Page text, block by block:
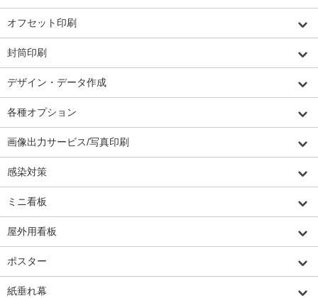
オフセット印刷
封筒印刷
デザイン・データ作成
各種オプション
画像出力サービス/写真印刷
感染対策
ミニ看板
屋外用看板
ポスター
紙垂れ幕